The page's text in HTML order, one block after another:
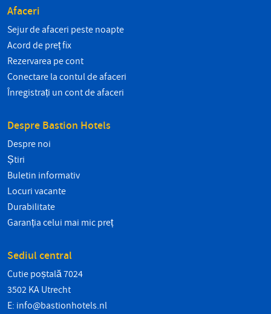
Afaceri
Sejur de afaceri peste noapte
Acord de preț fix
Rezervarea pe cont
Conectare la contul de afaceri
Înregistrați un cont de afaceri
Despre Bastion Hotels
Despre noi
Știri
Buletin informativ
Locuri vacante
Durabilitate
Garanția celui mai mic preț
Sediul central
Cutie poștală 7024
3502 KA Utrecht
E: info@bastionhotels.nl